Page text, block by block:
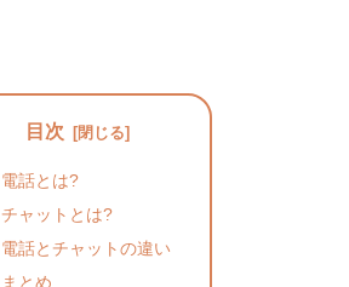
目次
電話とは?
チャットとは?
電話とチャットの違い
まとめ